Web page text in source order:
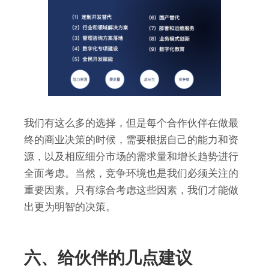
我们有这么多的选择，但是每个合作伙伴在做最
终的商业决策的时候，需要根据自己的能力和资
源，以及相应细分市场的需求量和增长趋势进行
全面考虑。当然，竞争环境也是我们必须关注的
重要因素。只有综合考虑这些因素，我们才能做
出更为明智的决策。
六、给伙伴的几点建议